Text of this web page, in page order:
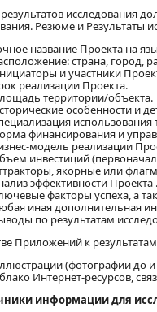
исследования
Резюме и Результаты
название Проекта на
страна, город,
и участники
реализации Проекта.
территории/объекта.
особенности и
финансирования и
модель реализации
инвестиций
якорные или
эффективности Проекта .
факторы успеха, а
иная дополнительная
по результатам
Приложений к
(фотографии до
Интернет-ресурсов,
информации для